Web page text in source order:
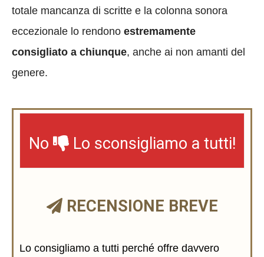
totale mancanza di scritte e la colonna sonora
eccezionale lo rendono estremamente
consigliato a chiunque, anche ai non amanti del
genere.
No Lo sconsigliamo a tutti!
RECENSIONE BREVE
Lo consigliamo a tutti perché offre davvero